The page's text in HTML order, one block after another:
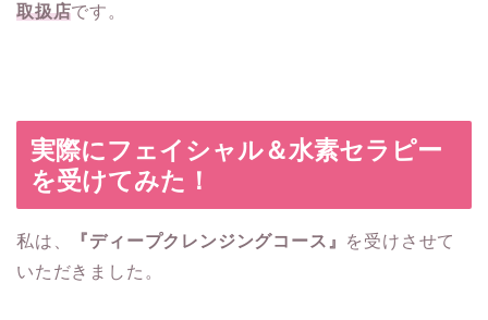
取扱店です。
実際にフェイシャル＆水素セラピー
を受けてみた！
私は、 『ディープクレンジングコース』 を受けさせて
いただきました。